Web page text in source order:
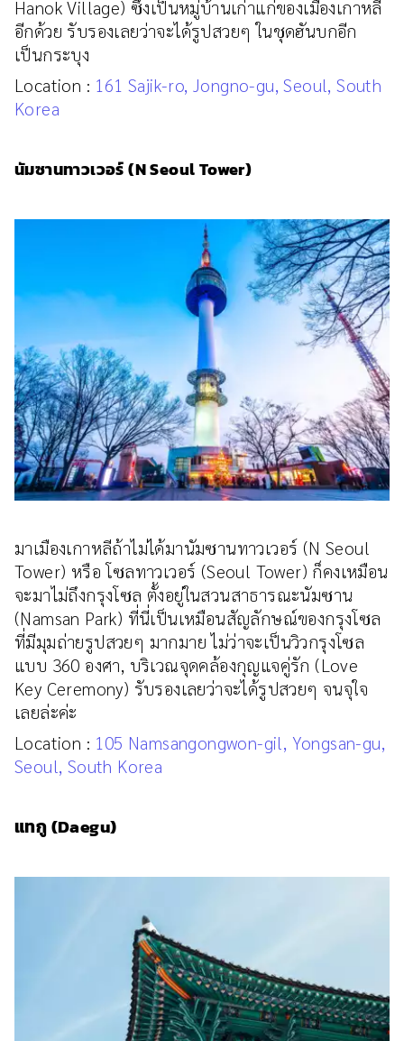
Hanok Village) ซึ่งเป็นหมู่บ้านเก่าแก่ของเมืองเกาหลี
อีกด้วย รับรองเลยว่าจะได้รูปสวยๆ ในชุดฮันบกอีก
เป็นกระบุง
Location : 161 Sajik-ro, Jongno-gu, Seoul, South
Korea
นัมซานทาวเวอร์ (N Seoul Tower)
มาเมืองเกาหลีถ้าไม่ได้มานัมซานทาวเวอร์ (N Seoul
Tower) หรือ โซลทาวเวอร์ (Seoul Tower) ก็คงเหมือน
จะมาไม่ถึงกรุงโซล ตั้งอยู่ในสวนสาธารณะนัมซาน
(Namsan Park) ที่นี่เป็นเหมือนสัญลักษณ์ของกรุงโซล
ที่มีมุมถ่ายรูปสวยๆ มากมาย ไม่ว่าจะเป็นวิวกรุงโซล
แบบ 360 องศา, บริเวณจุดคล้องกุญแจคู่รัก (Love
Key Ceremony) รับรองเลยว่าจะได้รูปสวยๆ จนจุใจ
เลยล่ะค่ะ
Location : 105 Namsangongwon-gil, Yongsan-gu,
Seoul, South Korea
แทกู (Daegu)